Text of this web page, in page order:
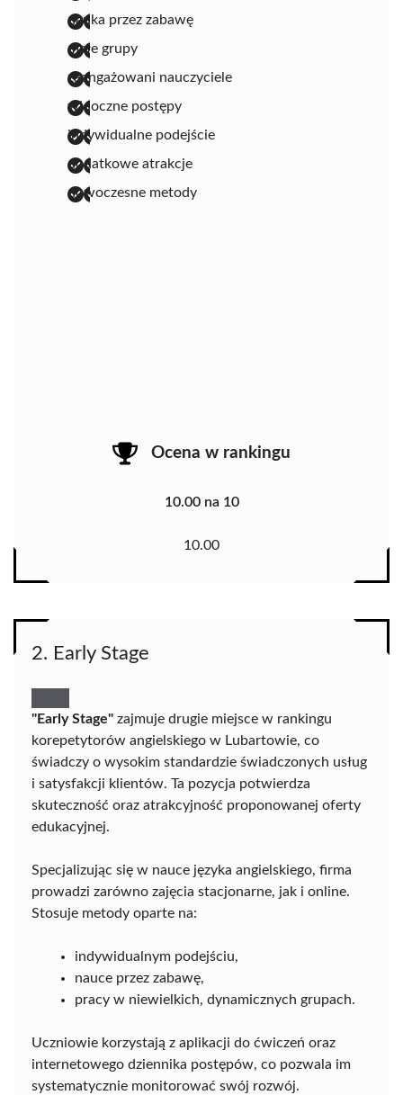
nauka przez zabawę
małe grupy
zaangażowani nauczyciele
widoczne postępy
indywidualne podejście
dodatkowe atrakcje
nowoczesne metody
Ocena w rankingu
10.00 na 10
10.00
2. Early Stage
"Early Stage" zajmuje drugie miejsce w rankingu
korepetytorów angielskiego w Lubartowie, co
świadczy o wysokim standardzie świadczonych usług
i satysfakcji klientów. Ta pozycja potwierdza
skuteczność oraz atrakcyjność proponowanej oferty
edukacyjnej.
Specjalizując się w nauce języka angielskiego, firma
prowadzi zarówno zajęcia stacjonarne, jak i online.
Stosuje metody oparte na:
indywidualnym podejściu,
nauce przez zabawę,
pracy w niewielkich, dynamicznych grupach.
Uczniowie korzystają z aplikacji do ćwiczeń oraz
internetowego dziennika postępów, co pozwala im
systematycznie monitorować swój rozwój.